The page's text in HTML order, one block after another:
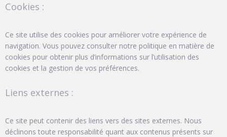
Cookies :
Ce site utilise des cookies pour améliorer votre expérience de
navigation. Vous pouvez consulter notre politique en matière de
cookies pour obtenir plus d’informations sur l’utilisation des
cookies et la gestion de vos préférences.
Liens externes :
Ce site peut contenir des liens vers des sites externes. Nous
déclinons toute responsabilité quant aux contenus présents sur